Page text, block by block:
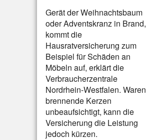
Gerät der Weihnachtsbaum
oder Adventskranz in Brand,
kommt die
Hausratversicherung zum
Beispiel für Schäden an
Möbeln auf, erklärt die
Verbraucherzentrale
Nordrhein-Westfalen. Waren
brennende Kerzen
unbeaufsichtigt, kann die
Versicherung die Leistung
jedoch kürzen.